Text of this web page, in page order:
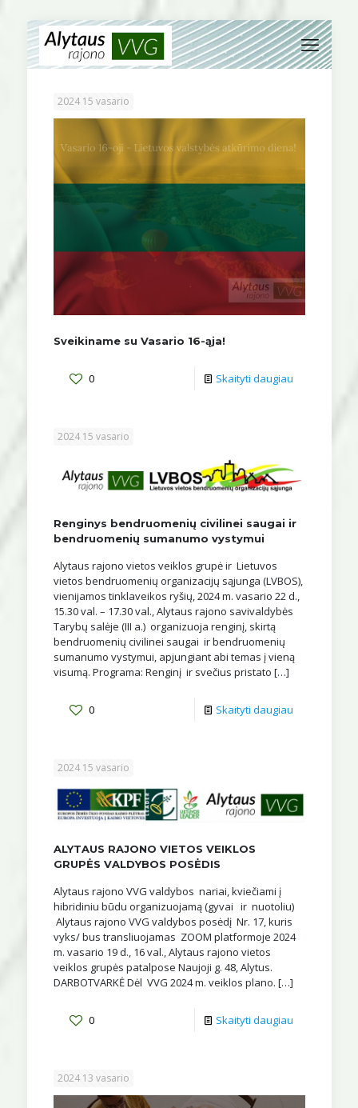
2024 15 vasario
Sveikiname su Vasario 16-ąja!
0 Skaityti daugiau
2024 15 vasario
Renginys bendruomenių civilinei saugai ir
bendruomenių sumanumo vystymui
Alytaus rajono vietos veiklos grupė ir Lietuvos
vietos bendruomenių organizacijų sąjunga (LVBOS),
vienijamos tinklaveikos ryšių, 2024 m. vasario 22 d.,
15.30 val. – 17.30 val., Alytaus rajono savivaldybės
Tarybų salėje (III a.) organizuoja renginį, skirtą
bendruomenių civilinei saugai ir bendruomenių
sumanumo vystymui, apjungiant abi temas į vieną
visumą. Programa: Renginį ir svečius pristato […]
0 Skaityti daugiau
2024 15 vasario
ALYTAUS RAJONO VIETOS VEIKLOS
GRUPĖS VALDYBOS POSĖDIS
Alytaus rajono VVG valdybos nariai, kviečiami į
hibridiniu būdu organizuojamą (gyvai ir nuotoliu)
Alytaus rajono VVG valdybos posėdį Nr. 17, kuris
vyks/ bus transliuojamas ZOOM platformoje 2024
m. vasario 19 d., 16 val., Alytaus rajono vietos
veiklos grupės patalpose Naujoji g. 48, Alytus.
DARBOTVARKĖ Dėl VVG 2024 m. veiklos plano. […]
0 Skaityti daugiau
2024 13 vasario